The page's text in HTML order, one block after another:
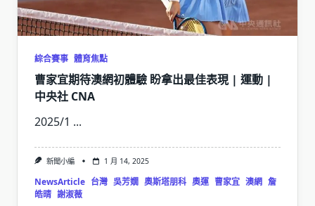
綜合賽事 體育焦點
曹家宜期待澳網初體驗 盼拿出最佳表現 | 運動 |
中央社 CNA
2025/1 ...
新聞小編 1 月 14, 2025
NewsArticle 台灣 吳芳嫺 奧斯塔朋科 奧運 曹家宜 澳網 詹
皓晴 謝淑薇